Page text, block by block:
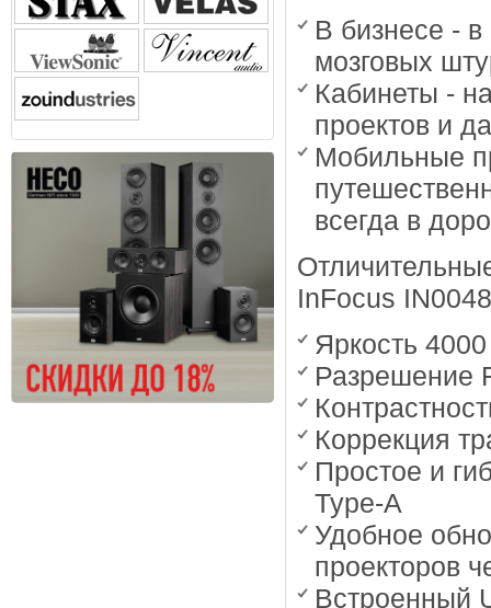
В бизнесе -
мозговых
Кабинеты -
проектов и
Мобильные
всегда в
InFocus
Яркость
Разрешение
Коррекция
Простое и
Type-A
Удобное
проекторов
Встроенный